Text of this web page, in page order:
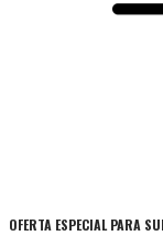
OFERTA ESPECIAL PARA